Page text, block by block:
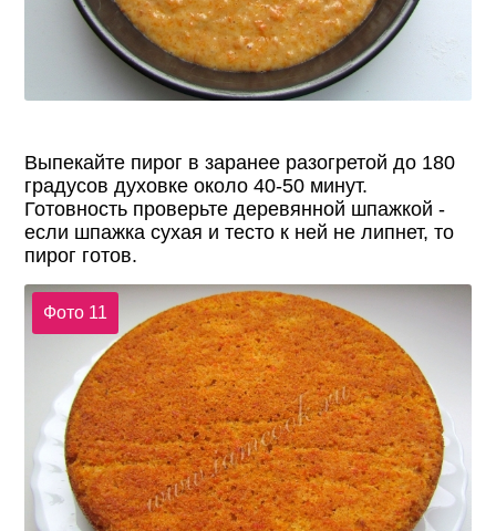
Выпекайте пирог в заранее разогретой до 180
градусов духовке около 40-50 минут.
Готовность проверьте деревянной шпажкой -
если шпажка сухая и тесто к ней не липнет, то
пирог готов.
Фото 11